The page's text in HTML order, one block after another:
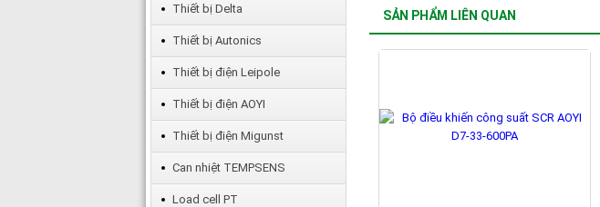
SẢN PHẨM LIÊN QUAN
Thiết bị Delta
Thiết bị Autonics
Thiết bị điện Leipole
Thiết bị điện AOYI
Thiết bị điện Migunst
Can nhiệt TEMPSENS
Load cell PT